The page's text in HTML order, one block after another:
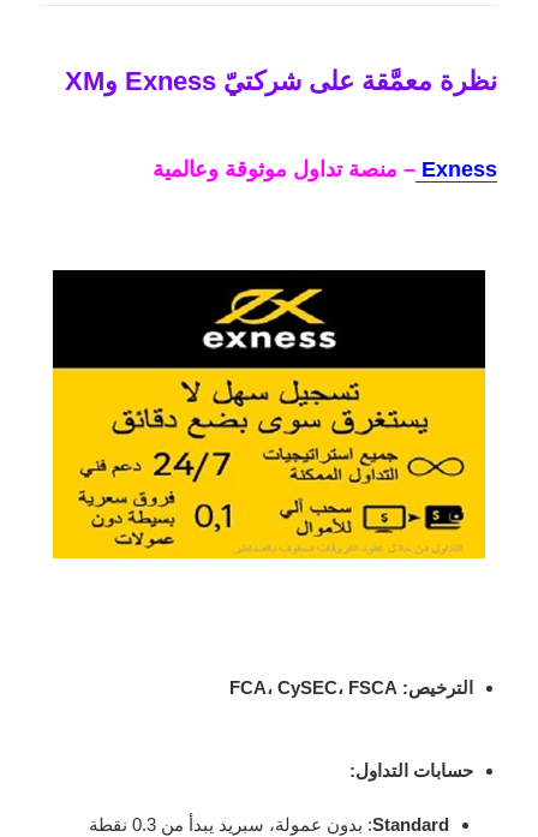
نظرة معمَّقة على شركتيّ Exness وXM
Exness – منصة تداول موثوقة وعالمية
الترخيص: FCA، CySEC، FSCA
حسابات التداول:
Standard: بدون عمولة، سبريد يبدأ من 0.3 نقطة